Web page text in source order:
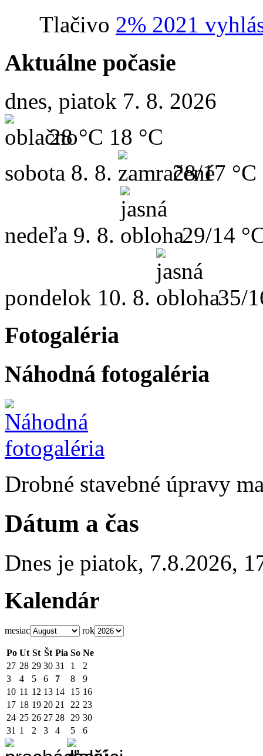
Tlačivo 2% 2021
Aktuálne počasie
dnes, piatok 7. 8. 2026
28 °C 18 °C
sobota 8. 8. 28/17 °C
nedeľa 9. 8. 29/14
pondelok 10. 8. 35/
Fotogaléria
Náhodná fotogaléria
Drobné stavebné úpravy
Dátum a čas
Dnes je piatok, 7.8.2026,
Kalendár
mesiac rok
Po Ut St Št Pia So Ne
27 28 29 30 31 1
2
3
4 5 6 7 8
9
10 11 12 13 14 15 16
17 18 19 20 21 22 23
24 25 26 27 28 29 30
31 1 2 3 4 5 6